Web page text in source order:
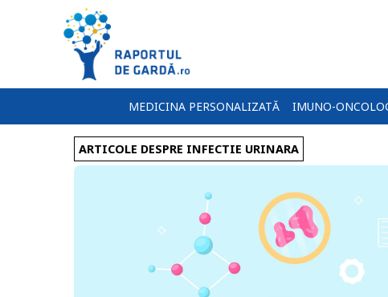
MEDICINA PERSONALIZATĂ IMUNO-
ARTICOLE DESPRE INFECTIE URINARA